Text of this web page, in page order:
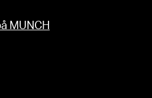
MUNCH